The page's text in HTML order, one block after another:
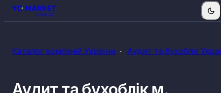
Каталог компаній України Аудит та бухоблік
Аудит та бухоблік м.
КВЕДи аудиту та бухобліку